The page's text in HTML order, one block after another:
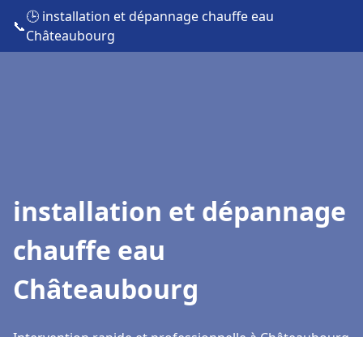
📞
🕒 installation et dépannage chauffe eau
Châteaubourg
installation et dépannage
chauffe eau
Châteaubourg